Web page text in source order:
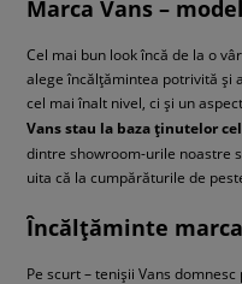
Marca Vans –
Cel mai bun look încă de la o
alege încălțămintea potrivită și
cel mai înalt nivel, ci și un
Vans stau la baza ținutelor
dintre showroom-urile noastre
uita că la cumpărăturile de
Încălțăminte
Pe scurt – tenișii Vans